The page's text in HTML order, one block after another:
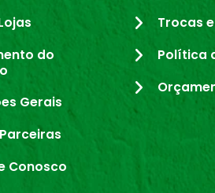
do
Gerais
Conosco
Trocas
Política